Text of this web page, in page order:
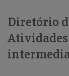
Diretório
Atividades